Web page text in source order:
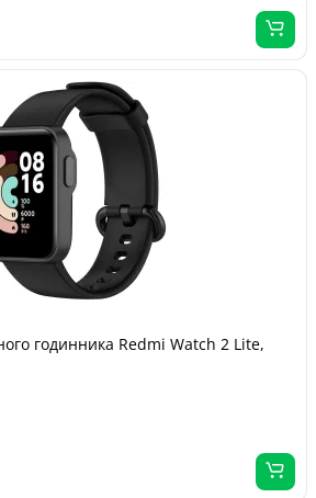
годинника Redmi Watch 2 Lite,